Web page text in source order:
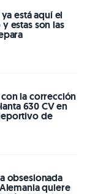
está aquí el
estas son las
la corrección
630 CV en
de
obsesionada
quiere